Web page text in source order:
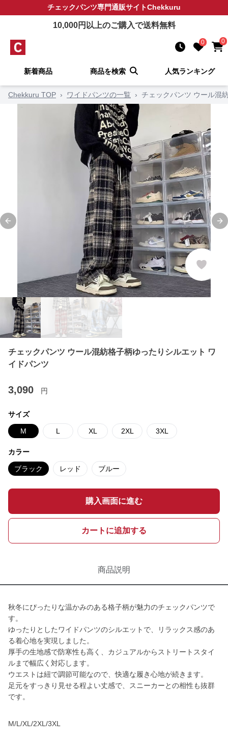
チェックパンツ専門通販サイトChekkuru
10,000円以上のご購入で送料無料
0 0
新着商品 商品を検索 人気ランキング
Chekkuru TOP › ワイドパンツの一覧 › チェックパンツ ウール混
Previous slide
チェックパンツ ウール混紡格子柄ゆったりシルエット ワ
イドパンツ
3,090 円
サイズ
M L XL 2XL 3XL
カラー
ブラック レッド ブルー
購入画面に進む
カートに追加する
商品説明
秋冬にぴったりな温かみのある格子柄が魅力のチェックパンツで
す。
ゆったりとしたワイドパンツのシルエットで、リラックス感のあ
る着心地を実現しました。
厚手の生地感で防寒性も高く、カジュアルからストリートスタイ
ルまで幅広く対応します。
ウエストは紐で調節可能なので、快適な履き心地が続きます。
足元をすっきり見せる程よい丈感で、スニーカーとの相性も抜群
です。
M/L/XL/2XL/3XL